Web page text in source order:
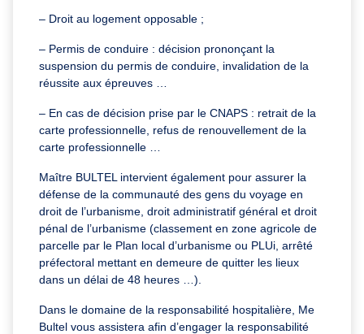
– Droit au logement opposable ;
– Permis de conduire : décision prononçant la
suspension du permis de conduire, invalidation de la
réussite aux épreuves …
– En cas de décision prise par le CNAPS : retrait de la
carte professionnelle, refus de renouvellement de la
carte professionnelle …
Maître BULTEL intervient également pour assurer la
défense de la communauté des gens du voyage en
droit de l’urbanisme, droit administratif général et droit
pénal de l’urbanisme (classement en zone agricole de
parcelle par le Plan local d’urbanisme ou PLUi, arrêté
préfectoral mettant en demeure de quitter les lieux
dans un délai de 48 heures …).
Dans le domaine de la responsabilité hospitalière, Me
Bultel vous assistera afin d’engager la responsabilité